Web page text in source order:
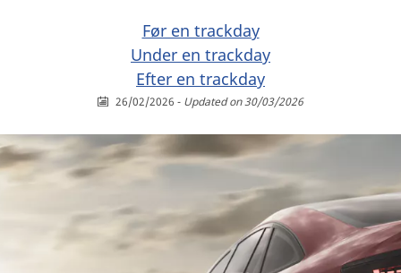
Før en trackday
Under en trackday
Efter en trackday
26/02/2026 - Updated on 30/03/2026